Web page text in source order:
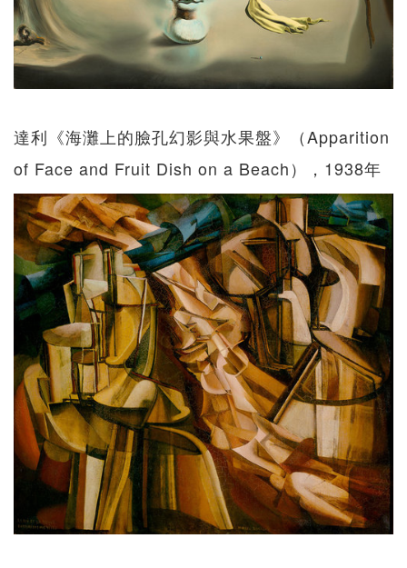
達利《海灘上的臉孔幻影與水果盤》（Apparition
of Face and Fruit Dish on a Beach），1938年